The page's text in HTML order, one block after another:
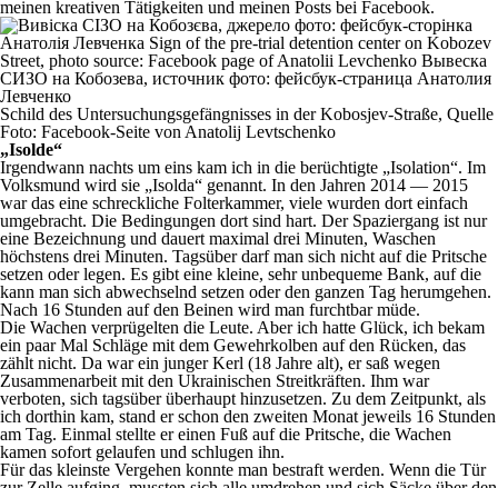
meinen kreativen Tätigkeiten und meinen Posts bei Facebook.
Schild des Untersuchungsgefängnisses in der Kobosjev-Straße, Quelle
Foto: Facebook-Seite von Anatolij Levtschenko
„Isolde“
Irgendwann nachts um eins kam ich in die berüchtigte „Isolation“. Im
Volksmund wird sie „Isolda“ genannt. In den Jahren 2014 — 2015
war das eine schreckliche Folterkammer, viele wurden dort einfach
umgebracht. Die Bedingungen dort sind hart. Der Spaziergang ist nur
eine Bezeichnung und dauert maximal drei Minuten, Waschen
höchstens drei Minuten. Tagsüber darf man sich nicht auf die Pritsche
setzen oder legen. Es gibt eine kleine, sehr unbequeme Bank, auf die
kann man sich abwechselnd setzen oder den ganzen Tag herumgehen.
Nach 16 Stunden auf den Beinen wird man furchtbar müde.
Die Wachen verprügelten die Leute. Aber ich hatte Glück, ich bekam
ein paar Mal Schläge mit dem Gewehrkolben auf den Rücken, das
zählt nicht. Da war ein junger Kerl (18 Jahre alt), er saß wegen
Zusammenarbeit mit den Ukrainischen Streitkräften. Ihm war
verboten, sich tagsüber überhaupt hinzusetzen. Zu dem Zeitpunkt, als
ich dorthin kam, stand er schon den zweiten Monat jeweils 16 Stunden
am Tag. Einmal stellte er einen Fuß auf die Pritsche, die Wachen
kamen sofort gelaufen und schlugen ihn.
Für das kleinste Vergehen konnte man bestraft werden. Wenn die Tür